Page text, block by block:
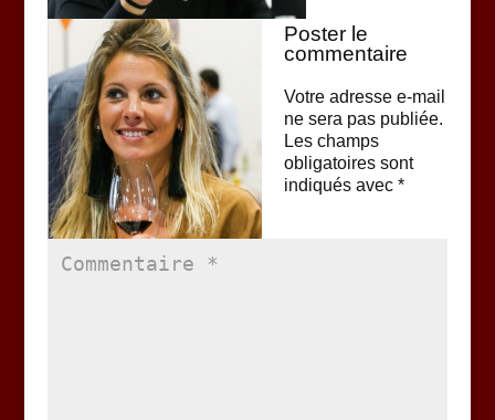
Poster le
commentaire
Votre adresse e-mail
ne sera pas publiée.
Les champs
obligatoires sont
indiqués avec *